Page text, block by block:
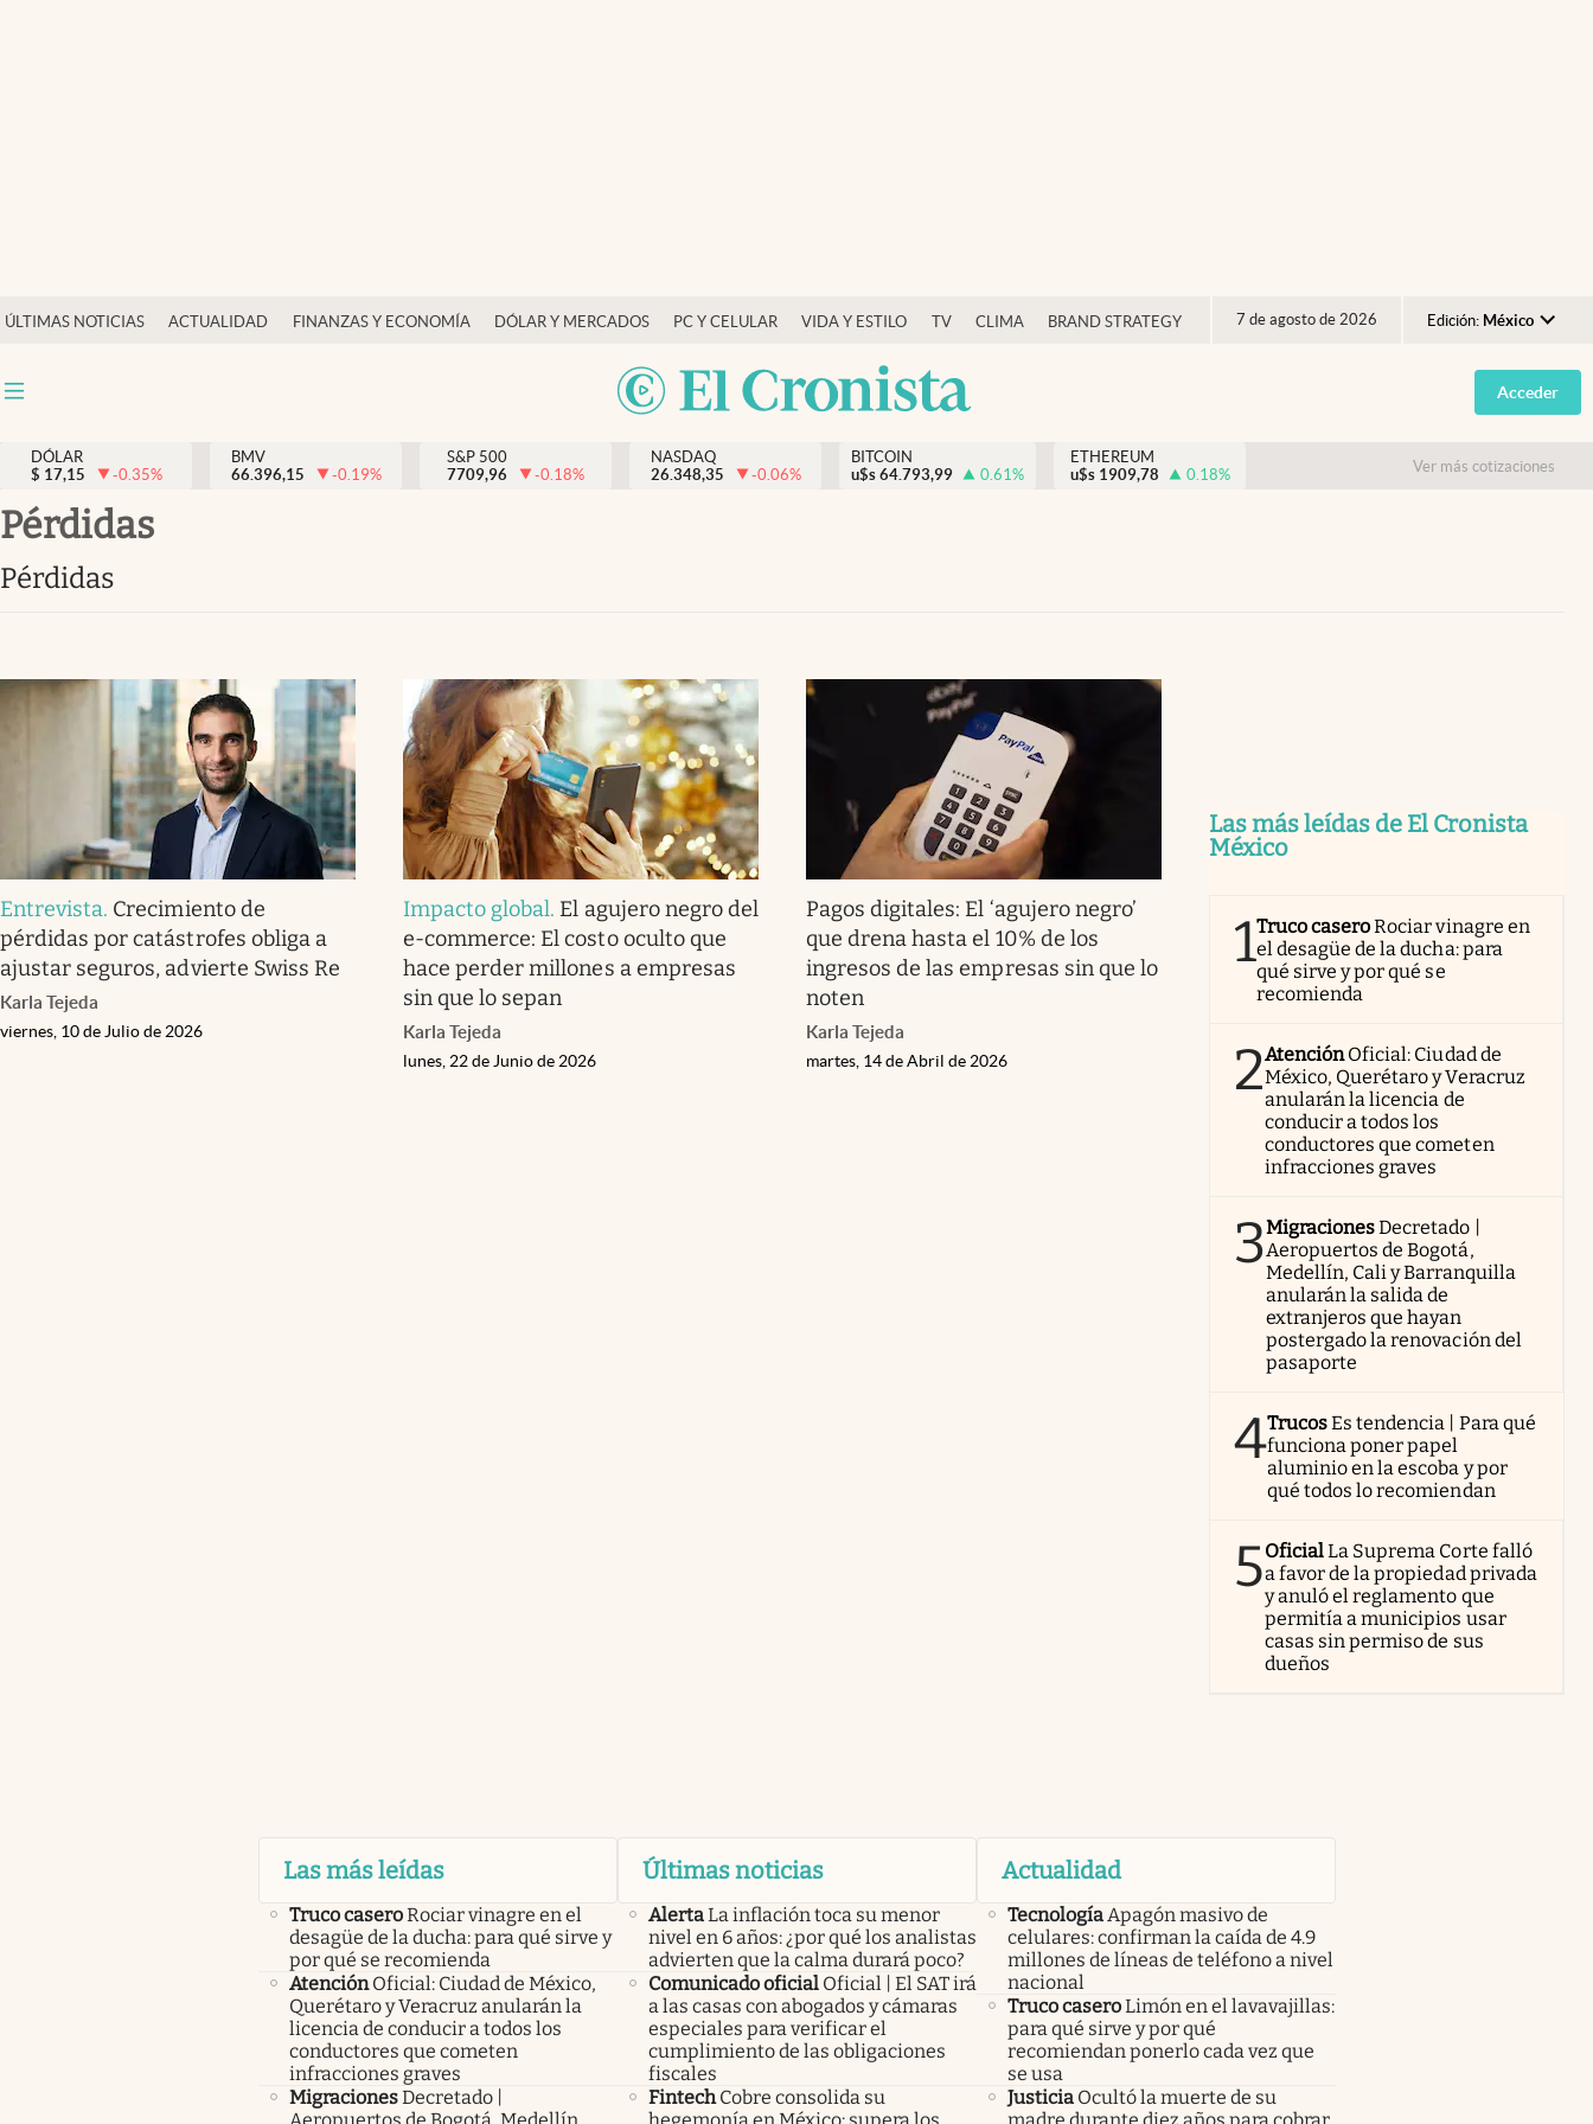
ÚLTIMAS NOTICIAS ACTUALIDAD FINANZAS Y ECONOMÍA DÓLAR Y MERCADOS PC Y CELULAR VIDA Y ESTILO TV CLIMA BRAND STRATEGY 7 de agosto de 2026 Edición: México
Argentina
España
USA
Opinión
Vida y estilo
Clima
Espiritualidad
abre en nueva pestaña
Acceder
DÓLAR
$ 17,15 -0.35%
BMV
66.396,15
-0.19%
S&P 500
7709,96
-0.18%
NASDAQ
26.348,35
-0.06%
BITCOIN
u$s 64.793,99 0.61%
ETHEREUM
u$s 1909,78 0.18% Ver más cotizaciones
pérdidas
pérdidas
Entrevista. Crecimiento de
pérdidas por catástrofes obliga a
ajustar seguros, advierte Swiss Re
Karla Tejeda
viernes, 10 de Julio de 2026
Impacto global. El agujero negro del
e-commerce: El costo oculto que
hace perder millones a empresas
sin que lo sepan
Karla Tejeda
lunes, 22 de Junio de 2026
Pagos digitales: El ‘agujero negro’
que drena hasta el 10% de los
ingresos de las empresas sin que lo
noten
Karla Tejeda
martes, 14 de Abril de 2026
Las más leídas de El Cronista
México
1Truco caseroRociar vinagre en
el desagüe de la ducha: para
qué sirve y por qué se
recomienda
2AtenciónOficial: Ciudad de
México, Querétaro y Veracruz
anularán la licencia de
conducir a todos los
conductores que cometen
infracciones graves
3MigracionesDecretado |
Aeropuertos de Bogotá,
Medellín, Cali y Barranquilla
anularán la salida de
extranjeros que hayan
postergado la renovación del
pasaporte
4TrucosEs tendencia | Para qué
funciona poner papel
aluminio en la escoba y por
qué todos lo recomiendan
5OficialLa Suprema Corte falló
a favor de la propiedad privada
y anuló el reglamento que
permitía a municipios usar
casas sin permiso de sus
dueños
Las más leídas
Truco caseroRociar vinagre en el
desagüe de la ducha: para qué sirve y
por qué se recomienda
Atención Oficial: Ciudad de México,
Querétaro y Veracruz anularán la
licencia de conducir a todos los
conductores que cometen
infracciones graves
MigracionesDecretado |
Últimas noticias
AlertaLa inflación toca su menor
nivel en 6 años: ¿por qué los analistas
advierten que la calma durará poco?
Comunicado oficial Oficial | El SAT irá
a las casas con abogados y cámaras
especiales para verificar el
cumplimiento de las obligaciones
fiscales
Fintech Cobre consolida su
Actualidad
Tecnología Apagón masivo de
celulares: confirman la caída de 4.9
millones de líneas de teléfono a nivel
nacional
Truco caseroLimón en el lavavajillas:
para qué sirve y por qué
recomiendan ponerlo cada vez que
se usa
Justicia Ocultó la muerte de su